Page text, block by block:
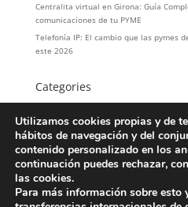
Centralita virtual en Girona: Guía
comunicaciones de tu PYME
Telefonía IP: El cambio que las pymes
este 2026
Categories
LOPD
Servicios
Telefonía
Utilizamos cookies propias y de
hábitos de navegación y del
contenido personalizado en los
continuación puedes rechazar,
las cookies.
Para más información sobre esto